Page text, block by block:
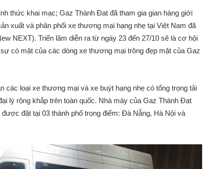
thức khai mạc; Gaz Thành Đạt đã tham gia gian hàng giới
xuất và phân phối xe thương mại hạng nhẹ tại Việt Nam đã
NEXT). Triển lãm diễn ra từ ngày 23 đến 27/10 sẽ là cơ hội
có mặt của các dòng xe thương mại trông đẹp mặt của Gaz
loại xe thương mại và xe buýt hạng nhẹ có tổng trọng tải
lý rộng khắp trên toàn quốc. Nhà máy của Gaz Thành Đạt
đặt tại 03 thành phố trọng điểm: Đà Nẵng, Hà Nội và